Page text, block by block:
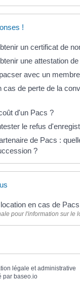
!
un certificat de
une attestation
avec un
cas de perte de la
d'un Pacs ?
le refus
de Pacs :
?
en cas de Pacs
pour l'information sur le
légale et administrative
par baseo.io